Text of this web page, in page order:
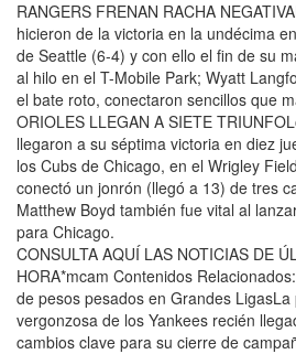
RANGERS FRENAN RACHA
hicieron de la victoria en la undécima
de Seattle (6-4) y con ello el fin de su
al hilo en el T-Mobile Park; Wyatt
el bate roto, conectaron sencillos que
ORIOLES LLEGAN A SIETE
llegaron a su séptima victoria en diez
los Cubs de Chicago, en el Wrigley
conectó un jonrón (llegó a 13) de tres
Matthew Boyd también fue vital al
para Chicago.
CONSULTA AQUÍ LAS NOTICIAS DE
HORA*mcam Contenidos
de pesos pesados en Grandes
vergonzosa de los Yankees recién
cambios clave para su cierre de